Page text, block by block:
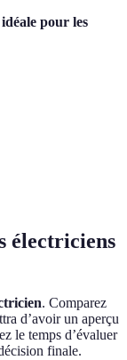
pour les
électriciens
. Comparez
d’avoir un aperçu
le temps d’évaluer
finale.